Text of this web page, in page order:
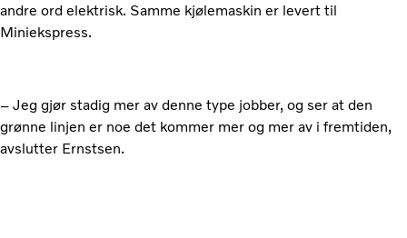
andre ord elektrisk. Samme kjølemaskin er levert til
Miniekspress.
– Jeg gjør stadig mer av denne type jobber, og ser at den
grønne linjen er noe det kommer mer og mer av i fremtiden,
avslutter Ernstsen.